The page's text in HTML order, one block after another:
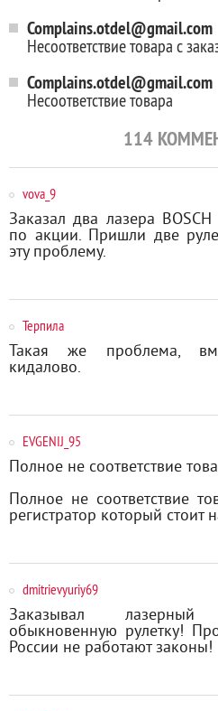
Complains.otdel@gmail.com
Несоответствие товара с
Complains.otdel@gmail.com
Несоответствие товара
114
vova_9
Заказал два лазера
по акции. Пришли две
эту проблему.
Терпила
Такая же проблема,
кидалово.
EVGENIJ_95
Полное не соответствие
Полное не соответствие
регистратор который стоит
dmitrievyuriy69
Заказывал
обыкновенную рулетку!
России не работают законы!